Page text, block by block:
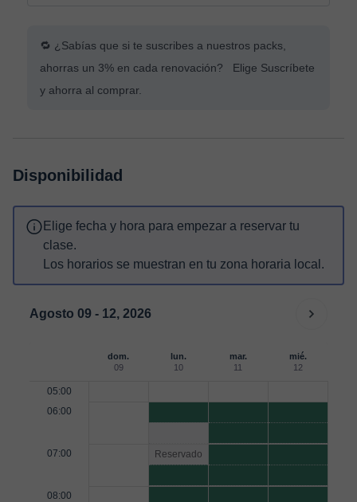
🔁 ¿Sabías que si te suscribes a nuestros packs,
ahorras un 3% en cada renovación? Elige Suscríbete
y ahorra al comprar.
Disponibilidad
Elige fecha y hora para empezar a reservar tu
clase.
Los horarios se muestran en tu zona horaria local.
Agosto 09 - 12, 2026
dom.
09
lun.
10
mar.
11
mié.
12
05:00
06:00
07:00 Reservado
08:00